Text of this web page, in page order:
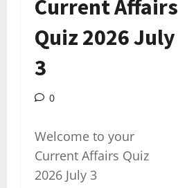
Current Affairs
Quiz 2026 July
3
0
Welcome to your
Current Affairs Quiz
2026 July 3